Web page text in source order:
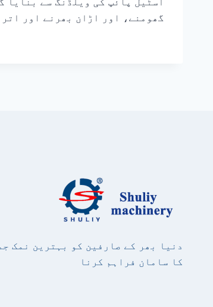
گھومنے، اور اڑان بھرنے اور
دنیا بھر کے صارفین کو بہترین نمک
کا سامان فراہم کرنا